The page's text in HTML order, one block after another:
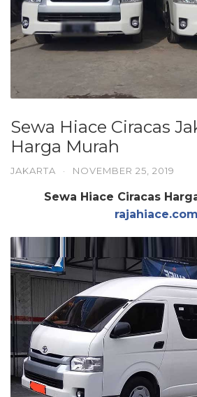
Sewa Hiace Ciracas
Harga Murah
JAKARTA · NOVEMBER 25, 2019
Sewa Hiace Ciracas
rajahiace.com